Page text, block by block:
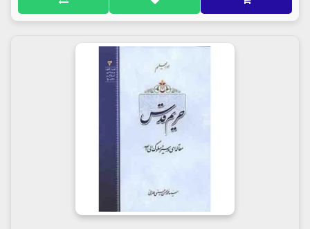
بانو امین کسی است که رهبر معظم انقلاب اسلامی با
تعبیراتی چون خانم بسیار عالی مقام و مجتهد و فقیه و
فیلسوف و عارفی که آیتی از استعداد و استقامت بوده
است، از وی یاد کرده و حال کتاب «سرو ناز» منبع خوبی
برای آشنایی با توصیه‌ها و درس‌های اخلاقی و توحیدی
این بانوی جلیل القدر است.
مولف : محبوبه ابوالحسنی
ناشر: انتشارات تراث